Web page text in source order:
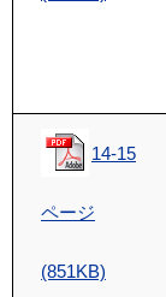
14-15
ページ
(851KB)